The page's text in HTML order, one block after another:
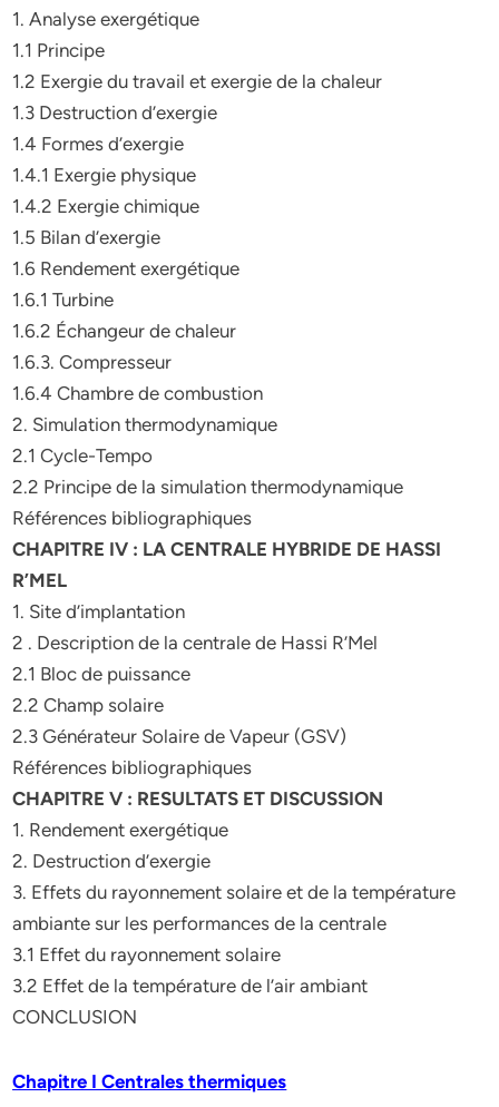
1. Analyse exergétique
1.1 Principe
1.2 Exergie du travail et exergie de la chaleur
1.3 Destruction d’exergie
1.4 Formes d’exergie
1.4.1 Exergie physique
1.4.2 Exergie chimique
1.5 Bilan d’exergie
1.6 Rendement exergétique
1.6.1 Turbine
1.6.2 Échangeur de chaleur
1.6.3. Compresseur
1.6.4 Chambre de combustion
2. Simulation thermodynamique
2.1 Cycle-Tempo
2.2 Principe de la simulation thermodynamique
Références bibliographiques
CHAPITRE IV : LA CENTRALE HYBRIDE DE HASSI
R’MEL
1. Site d’implantation
2 . Description de la centrale de Hassi R’Mel
2.1 Bloc de puissance
2.2 Champ solaire
2.3 Générateur Solaire de Vapeur (GSV)
Références bibliographiques
CHAPITRE V : RESULTATS ET DISCUSSION
1. Rendement exergétique
2. Destruction d’exergie
3. Effets du rayonnement solaire et de la température
ambiante sur les performances de la centrale
3.1 Effet du rayonnement solaire
3.2 Effet de la température de l’air ambiant
CONCLUSION
Chapitre I Centrales thermiques